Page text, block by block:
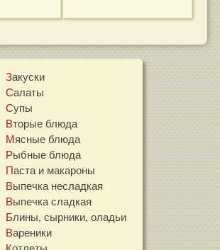
Закуски
Салаты
Супы
Вторые блюда
Мясные блюда
Рыбные блюда
Паста и макароны
Выпечка несладкая
Выпечка сладкая
Блины, сырники, оладьи
Вареники